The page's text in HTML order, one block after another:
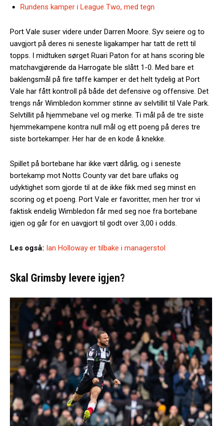
Rundens kamper i League Two, med tegn
Port Vale suser videre under Darren Moore. Syv seiere og to
uavgjort på deres ni seneste ligakamper har tatt de rett til
topps. I midtuken sørget Ruari Paton for at hans scoring ble
matchavgjørende da Harrogate ble slått 1-0. Med bare et
baklengsmål på fire tøffe kamper er det helt tydelig at Port
Vale har fått kontroll på både det defensive og offensive. Det
trengs når Wimbledon kommer stinne av selvtillit til Vale Park.
Selvtillit på hjemmebane vel og merke. Ti mål på de tre siste
hjemmekampene kontra null mål og ett poeng på deres tre
siste bortekamper. Her har de en kode å knekke.
Spillet på bortebane har ikke vært dårlig, og i seneste
bortekamp mot Notts County var det bare uflaks og
udyktighet som gjorde til at de ikke fikk med seg minst en
scoring og et poeng. Port Vale er favoritter, men her tror vi
faktisk endelig Wimbledon får med seg noe fra bortebane
igjen og går for en uavgjort til godt over 3,00 i odds.
Les også: Ian Holloway er tilbake i managerstol
Skal Grimsby levere igjen?